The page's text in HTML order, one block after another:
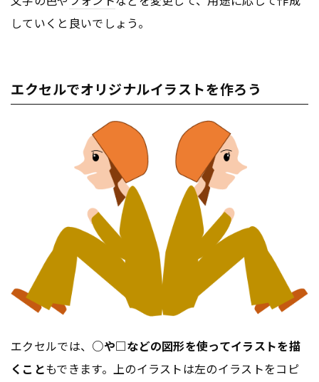
していくと良いでしょう。
エクセルでオリジナルイラストを作ろう
エクセルでは、 ○や□などの図形を使ってイラストを描
くこともできます。上のイラストは左のイラストをコピ